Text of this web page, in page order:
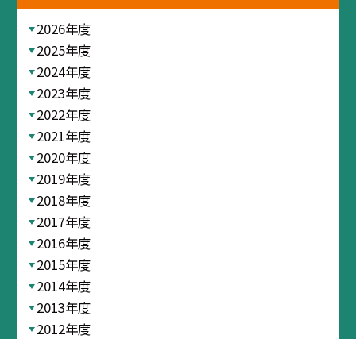
2026年度
2025年度
2024年度
2023年度
2022年度
2021年度
2020年度
2019年度
2018年度
2017年度
2016年度
2015年度
2014年度
2013年度
2012年度